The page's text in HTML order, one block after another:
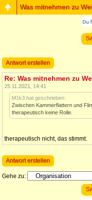
Was mitnehmen zu
Antwort erstellen
Re: Was mitnehmen zu
25.11.2021, 14:41
M1k3 hat geschrieben:
Zwischen Kammerflattern und
therapeutisch keine Rolle.
therapeutisch nicht, das stimmt.
Antwort erstellen
Gehe zu: